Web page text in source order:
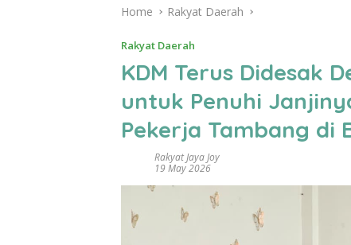
Home Rakyat Daerah
Rakyat Daerah
KDM Terus Didesak
untuk Penuhi
Pekerja Tambang di
Rakyat Jaya Joy
19 May 2026